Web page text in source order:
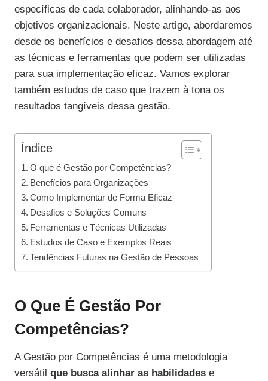
específicas de cada colaborador, alinhando-as aos
objetivos organizacionais. Neste artigo, abordaremos
desde os benefícios e desafios dessa abordagem até
as técnicas e ferramentas que podem ser utilizadas
para sua implementação eficaz. Vamos explorar
também estudos de caso que trazem à tona os
resultados tangíveis dessa gestão.
Índice
O que é Gestão por Competências?
Benefícios para Organizações
Como Implementar de Forma Eficaz
Desafios e Soluções Comuns
Ferramentas e Técnicas Utilizadas
Estudos de Caso e Exemplos Reais
Tendências Futuras na Gestão de Pessoas
O Que É Gestão Por
Competências?
A Gestão por Competências é uma metodologia
versátil que busca alinhar as habilidades e